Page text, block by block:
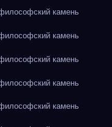
камень
камень
камень
камень
камень